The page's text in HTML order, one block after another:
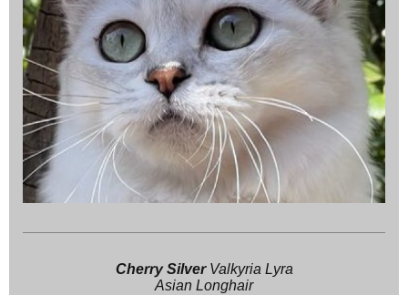
Cherry Silver Valkyria Lyra
Asian Longhair